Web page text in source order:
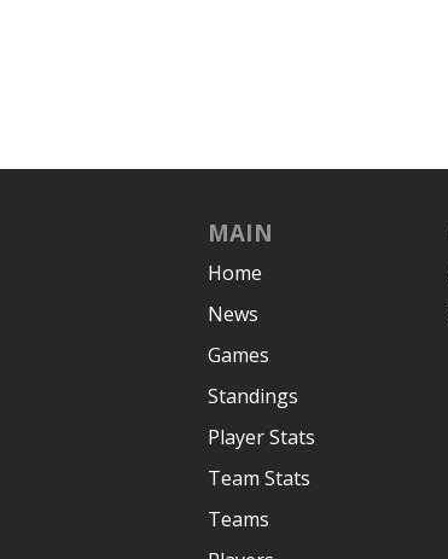
MAIN
Home
News
Games
Standings
Player Stats
Team Stats
Teams